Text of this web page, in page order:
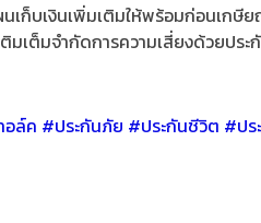
ก็บเงินเพิ่มเติมให้พร้อมก่อนเกษี
มเต็มจำกัดการความเสี่ยงด้วยปร
ล์ค​ #ประกันภัย #ประกันชีวิต #ปร